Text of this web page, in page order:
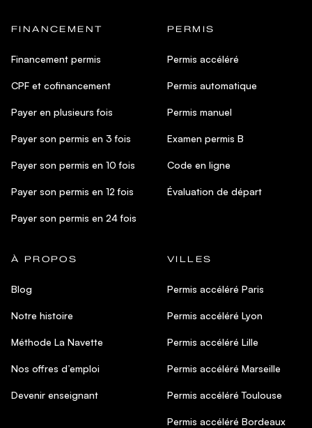
FINANCEMENT
Financement permis
CPF et cofinancement
Payer en plusieurs fois
Payer son permis en 3 fois
Payer son permis en 10 fois
Payer son permis en 12 fois
Payer son permis en 24 fois
PERMIS
Permis accéléré
Permis automatique
Permis manuel
Examen permis B
Code en ligne
Évaluation de départ
À PROPOS
Blog
Notre histoire
Méthode La Navette
Nos offres d’emploi
Devenir enseignant
VILLES
Permis accéléré Paris
Permis accéléré Lyon
Permis accéléré Lille
Permis accéléré Marseille
Permis accéléré Toulouse
Permis accéléré Bordeaux